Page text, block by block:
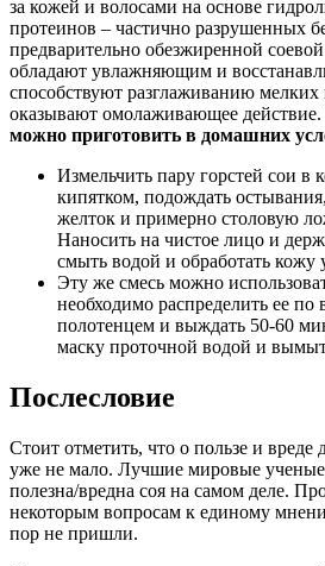
за кожей и волосами на основе
протеинов – частично разрушенных
предварительно обезжиренной
обладают увлажняющим и
способствуют разглаживанию
оказывают омолаживающее действие.
можно приготовить в домашних
Измельчить пару горстей сои в
кипятком, подождать
желток и примерно столовую
Наносить на чистое лицо и
смыть водой и обработать
Эту же смесь можно
необходимо распределить ее по
полотенцем и выждать 50-60
маску проточной водой и
Послесловие
Стоит отметить, что о пользе и вреде
уже не мало. Лучшие мировые ученые
полезна/вредна соя на самом деле.
некоторым вопросам к единому
пор не пришли.